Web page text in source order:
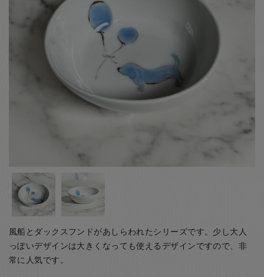
法人・飲食店のお客様
店舗紹介
お問い合わせ
風船とダックスフンドがあしらわれたシリーズです。少し大人
っぽいデザインは大きくなっても使えるデザインですので、非
常に人気です。